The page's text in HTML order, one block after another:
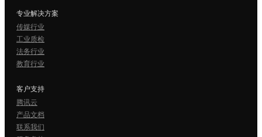
专业解决方案
传媒行业
工业质检
法务行业
教育行业
客户支持
腾讯云
产品文档
联系我们